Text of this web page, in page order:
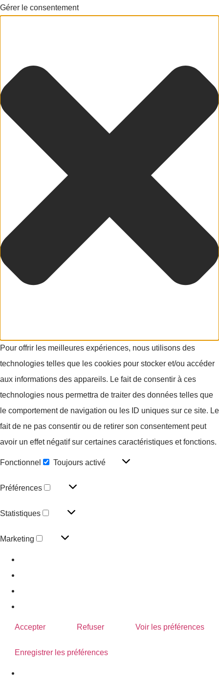
Gérer le consentement
Pour offrir les meilleures expériences, nous utilisons des
technologies telles que les cookies pour stocker et/ou accéder
aux informations des appareils. Le fait de consentir à ces
technologies nous permettra de traiter des données telles que
le comportement de navigation ou les ID uniques sur ce site. Le
fait de ne pas consentir ou de retirer son consentement peut
avoir un effet négatif sur certaines caractéristiques et fonctions.
Fonctionnel Toujours activé
Préférences
Statistiques
Marketing
Accepter Refuser Voir les préférences
Enregistrer les préférences